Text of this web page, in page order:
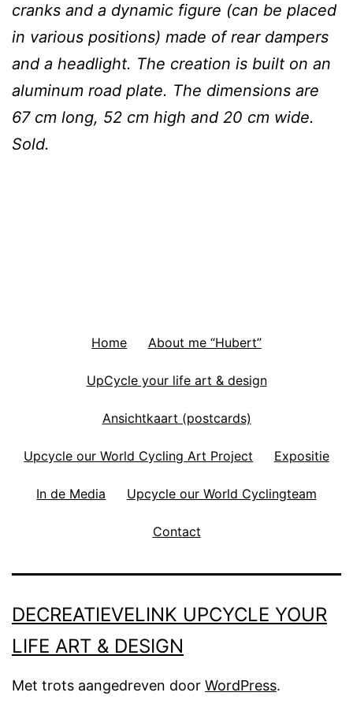
cranks and a dynamic figure (can be placed
in various positions) made of rear dampers
and a headlight. The creation is built on an
aluminum road plate. The dimensions are
67 cm long, 52 cm high and 20 cm wide.
Sold.
Home About me “Hubert”
UpCycle your life art & design
Ansichtkaart (postcards)
Upcycle our World Cycling Art Project Expositie
In de Media Upcycle our World Cyclingteam
Contact
DECREATIEVELINK UPCYCLE YOUR
LIFE ART & DESIGN
Met trots aangedreven door WordPress.